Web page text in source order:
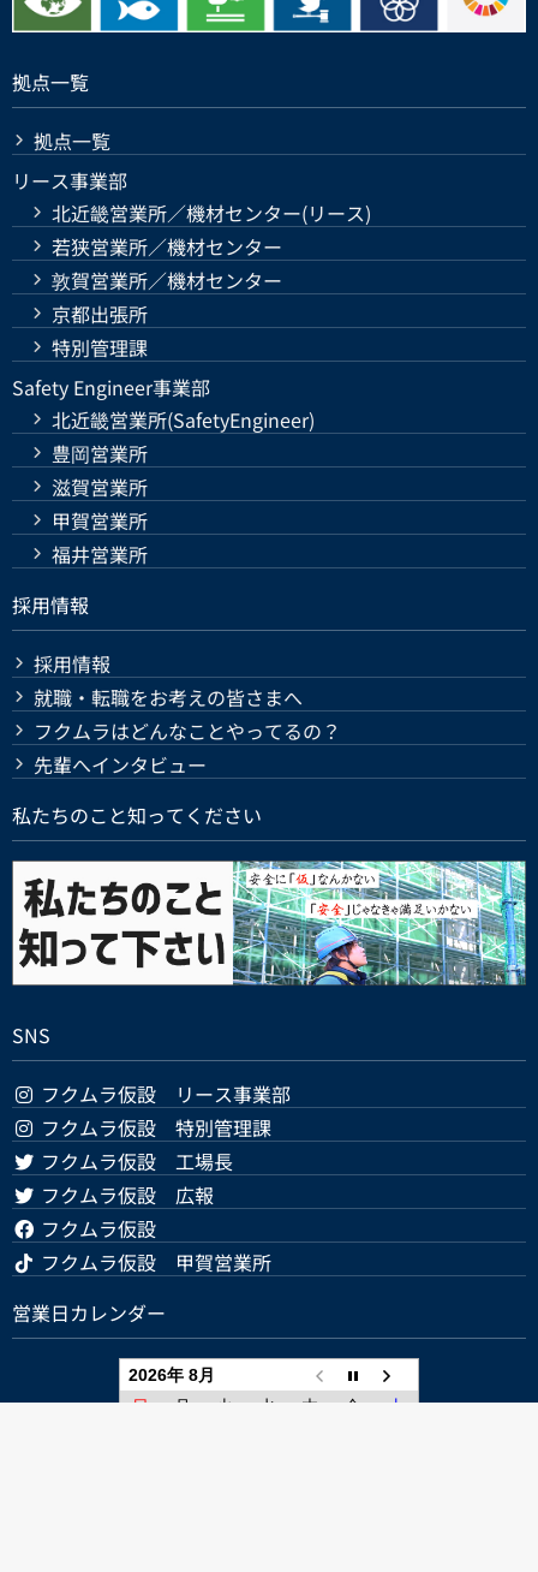
拠点一覧
拠点一覧
リース事業部
北近畿営業所／機材センター(リース)
若狭営業所／機材センター
敦賀営業所／機材センター
京都出張所
特別管理課
Safety Engineer事業部
北近畿営業所(SafetyEngineer)
豊岡営業所
滋賀営業所
甲賀営業所
福井営業所
採用情報
採用情報
就職・転職をお考えの皆さまへ
フクムラはどんなことやってるの？
先輩へインタビュー
私たちのこと知ってください
SNS
フクムラ仮設 リース事業部
フクムラ仮設 特別管理課
フクムラ仮設 工場長
フクムラ仮設 広報
フクムラ仮設
フクムラ仮設 甲賀営業所
営業日カレンダー
2026年 8月
日
月 火 水 木 金
土